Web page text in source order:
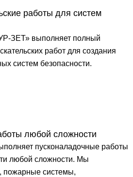
работы для систем
ЗЕТ» выполняет полный
работ для создания
систем безопасности.
любой сложности
пусконаладочные работы
любой сложности. Мы
пожарные системы,